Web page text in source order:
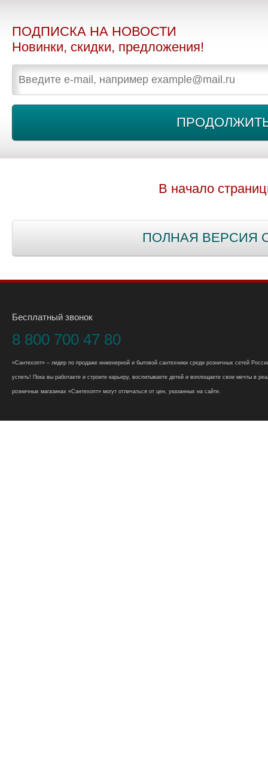
ПОДПИСКА НА НОВОСТИ
Новинки, скидки, предложения!
В начало
ПОЛНАЯ ВЕРСИЯ
Бесплатный звонок
8 800 700 47 80
«Сантехопт» – лидер по продаже инженерной и бытовой сантехники среди розничных сетей
успеть! Пока вы работаете и строите карьеру, воспитываете детей и воплощаете свои мечты в
розничных магазинах «Сантехопт» могут отличаться от цен, указанных на сайте.